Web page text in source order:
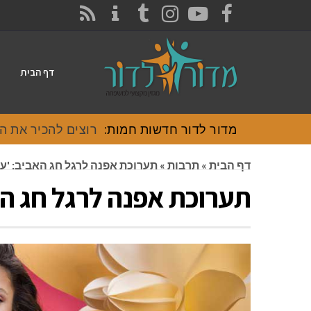
FACEBOOK
YOUTUBE
INSTAGRAM
TUMBLR
דף הבית
מדור לדור חדשות חמות: רוצים להכיר את
דף הבית » תרבות » תערוכת אפנה לרגל חג האביב:
תערוכת אפנה לרגל חג